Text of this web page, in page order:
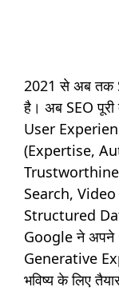
2021 से अब तक
है। अब SEO
User
(Expertise,
Search,
Structured
Google ने अपने
Generative
भविष्य के लिए